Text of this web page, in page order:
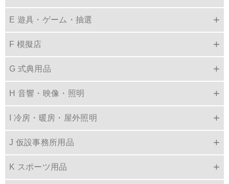
E 遊具・ゲーム・抽選
F 模擬店
G 式典用品
H 音響・映像・照明
I 冷房・暖房・屋外照明
J 仮設事務所用品
K スポーツ用品